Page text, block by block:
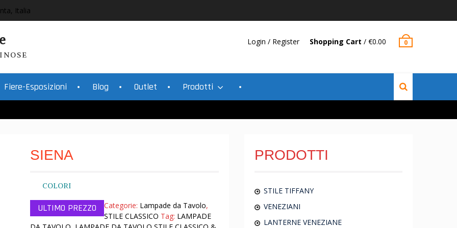
Italia
Login / Register Shopping Cart / €0.00 0
Fiere-Esposizioni Blog Outlet Prodotti
SIENA
COLORI
Categorie: Lampade da Tavolo,
STILE CLASSICO Tag: LAMPADE
PRODOTTI
STILE TIFFANY
VENEZIANI
LANTERNE VENEZIANE